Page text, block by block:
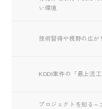
い環境
技術習得や視野の広が
KDDI案件の「最上流
プロジェクトを知る